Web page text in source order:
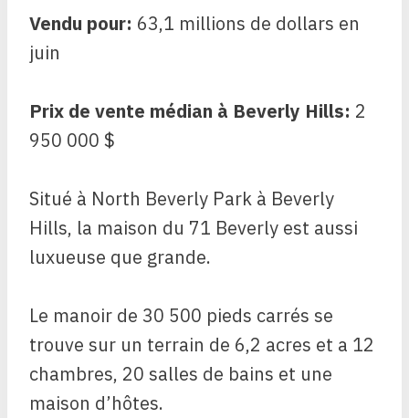
Vendu pour: 63,1 millions de dollars en
juin
Prix de vente médian à Beverly Hills: 2
950 000 $
Situé à North Beverly Park à Beverly
Hills, la maison du 71 Beverly est aussi
luxueuse que grande.
Le manoir de 30 500 pieds carrés se
trouve sur un terrain de 6,2 acres et a 12
chambres, 20 salles de bains et une
maison d’hôtes.